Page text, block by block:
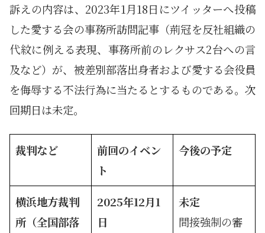
訴えの内容は、2023年1月18日にツイッターへ投稿
した愛する会の事務所訪問記事（荊冠を反社組織の
代紋に例える表現、事務所前のレクサス2台への言
及など）が、被差別部落出身者および愛する会役員
を侮辱する不法行為に当たるとするものである。次
回期日は未定。
裁判など
前回のイベン
ト
今後の予定
横浜地方裁判
所（全国部落
2025年12月1
日
未定
間接強制の審